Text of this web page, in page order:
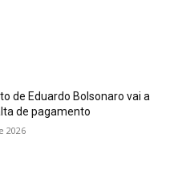
de Eduardo Bolsonaro vai a
de pagamento
2026